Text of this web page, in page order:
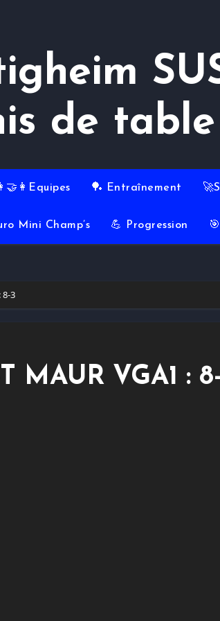
de table
🏓 Entraînement
Mini Champ’s 💪 Progression
8-3
MAUR VGA1 :